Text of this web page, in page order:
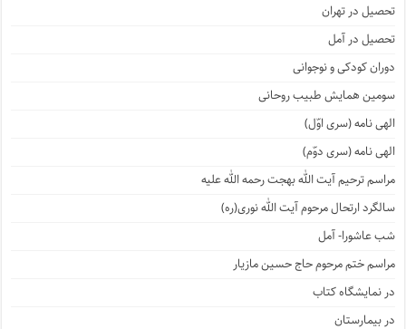
تحصیل در تهران
تحصیل در آمل
دوران کودکی و نوجوانی
سومین همایش طبیب روحانی
الهی نامه (سری اوّل)
الهی نامه (سری دوّم)
مراسم ترحیم آیت الله بهجت رحمه الله علیه
سالگرد ارتحال مرحوم آیت الله نوری(ره)
شب عاشورا- آمل
مراسم ختم مرحوم حاج حسین مازیار
در نمایشگاه کتاب
در بیمارستان